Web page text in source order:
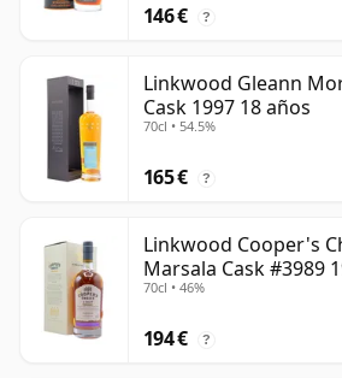
146 € ?
Linkwood Gleann
Cask 1997 18 años
70cl • 54.5%
165 € ?
Linkwood Cooper's
Marsala Cask #3989
70cl • 46%
194 € ?